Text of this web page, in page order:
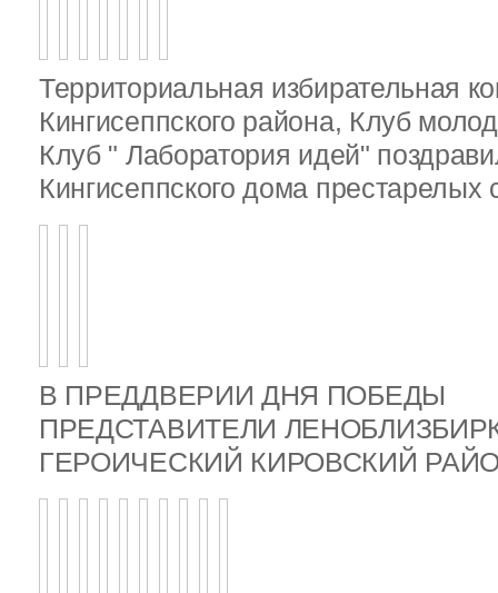
Территориальная избирательная
Кингисеппского района, Клуб
Клуб " Лаборатория идей"
Кингисеппского дома
В ПРЕДДВЕРИИ ДНЯ ПОБЕДЫ
ПРЕДСТАВИТЕЛИ
ГЕРОИЧЕСКИЙ КИРОВСКИЙ